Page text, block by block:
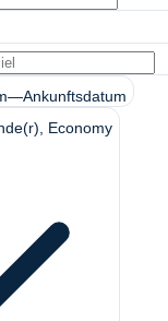
—Ankunftsdatum
, Economy